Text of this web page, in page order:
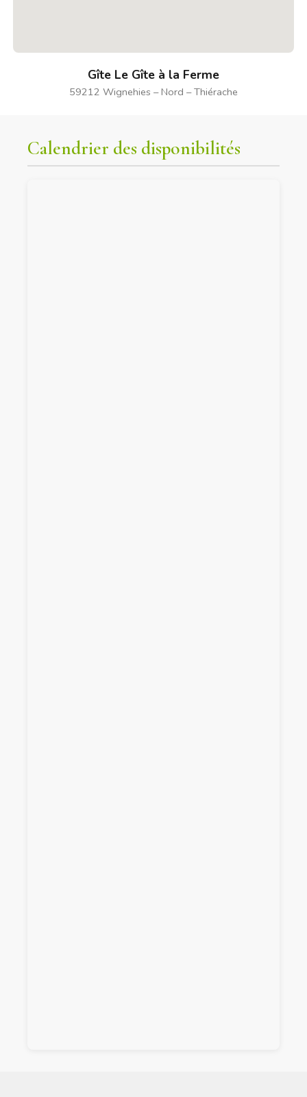
Gîte Le Gîte à la Ferme
59212 Wignehies – Nord – Thiérache
Calendrier des disponibilités